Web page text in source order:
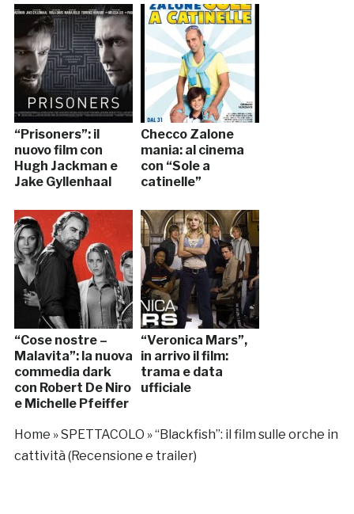
“Prisoners”: il
nuovo film con
Hugh Jackman e
Jake Gyllenhaal
Checco Zalone
mania: al cinema
con “Sole a
catinelle”
“Cose nostre –
Malavita”: la nuova
commedia dark
con Robert De Niro
e Michelle Pfeiffer
“Veronica Mars”,
in arrivo il film:
trama e data
ufficiale
Home »SPETTACOLO »“Blackfish”: il film sulle orche in
cattività (Recensione e trailer)